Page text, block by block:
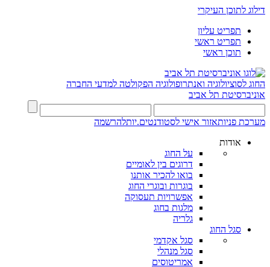
דילוג לתוכן העיקרי
תפריט עליון
תפריט ראשי
תוכן ראשי
החוג לסוציולוגיה ואנתרופולוגיה הפקולטה למדעי החברה
אוניברסיטת תל אביב
מערכת פניותאזור אישי לסטודנטים.יותלהרשמה
אודות
על החוג
דרוגים בין לאומיים
בואו להכיר אותנו
בוגרות ובוגרי החוג
אפשרויות תעסוקה
מלגות בחוג
גלריה
סגל החוג
סגל אקדמי
סגל מנהלי
אמריטוסים